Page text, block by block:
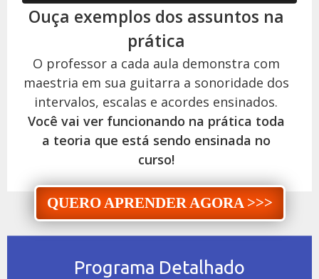
Ouça exemplos dos assuntos na
prática
O professor a cada aula demonstra com
maestria em sua guitarra a sonoridade dos
intervalos, escalas e acordes ensinados.
Você vai ver funcionando na prática toda
a teoria que está sendo ensinada no
curso!
QUERO APRENDER AGORA >>>
Programa Detalhado